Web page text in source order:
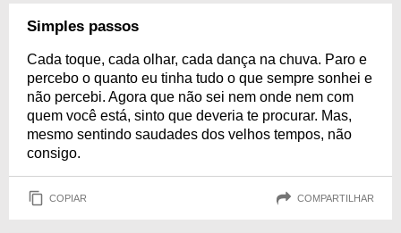
Simples passos
Cada toque, cada olhar, cada dança na chuva. Paro e
percebo o quanto eu tinha tudo o que sempre sonhei e
não percebi. Agora que não sei nem onde nem com
quem você está, sinto que deveria te procurar. Mas,
mesmo sentindo saudades dos velhos tempos, não
consigo.
COPIAR COMPARTILHAR